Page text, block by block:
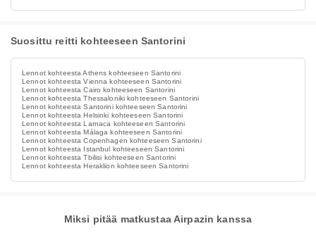
Suosittu reitti kohteeseen Santorini
Lennot kohteesta Athens kohteeseen Santorini
Lennot kohteesta Vienna kohteeseen Santorini
Lennot kohteesta Cairo kohteeseen Santorini
Lennot kohteesta Thessaloniki kohteeseen Santorini
Lennot kohteesta Santorini kohteeseen Santorini
Lennot kohteesta Helsinki kohteeseen Santorini
Lennot kohteesta Larnaca kohteeseen Santorini
Lennot kohteesta Málaga kohteeseen Santorini
Lennot kohteesta Copenhagen kohteeseen Santorini
Lennot kohteesta Istanbul kohteeseen Santorini
Lennot kohteesta Tbilisi kohteeseen Santorini
Lennot kohteesta Heraklion kohteeseen Santorini
Miksi pitää matkustaa Airpazin kanssa